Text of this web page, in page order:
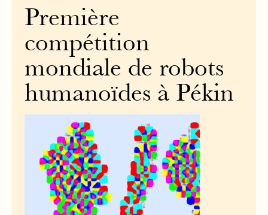
Première
compétition
mondiale de robots
humanoïdes à Pékin